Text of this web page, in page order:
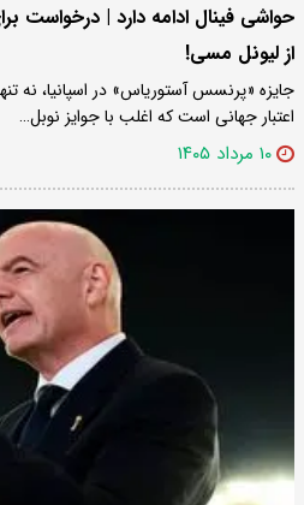
حواشی فینال ادامه دارد | درخواست
از لیونل مسی!
جایزه «پرنسس آستوریاس» در اسپانیا، نه
اعتبار جهانی است که اغلب با جوایز نوبل…
۱۰ مرداد ۱۴۰۵